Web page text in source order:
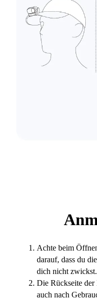
Achte beim
darauf, dass du
dich nicht zwickst.
Die Rückseite der
auch nach